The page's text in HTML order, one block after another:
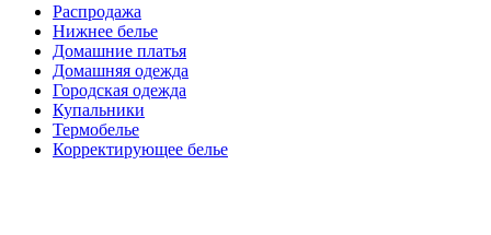
Распродажа
Нижнее белье
Домашние платья
Домашняя одежда
Городская одежда
Купальники
Термобелье
Корректирующее белье